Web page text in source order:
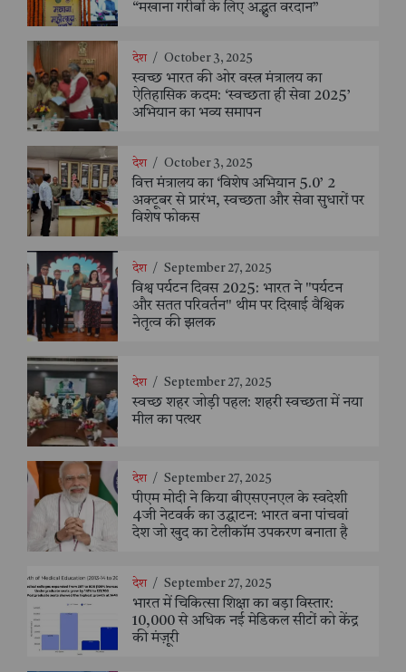
“मखाना गरीबों के लिए अद्भुत वरदान”
देश / October 3, 2025
स्वच्छ भारत की ओर वस्त्र मंत्रालय का
ऐतिहासिक कदम: ‘स्वच्छता ही सेवा 2025’
अभियान का भव्य समापन
देश / October 3, 2025
वित्त मंत्रालय का ‘विशेष अभियान 5.0’ 2
अक्टूबर से प्रारंभ, स्वच्छता और सेवा सुधारों पर
विशेष फोकस
देश / September 27, 2025
विश्व पर्यटन दिवस 2025: भारत ने "पर्यटन
और सतत परिवर्तन" थीम पर दिखाई वैश्विक
नेतृत्व की झलक
देश / September 27, 2025
स्वच्छ शहर जोड़ी पहल: शहरी स्वच्छता में नया
मील का पत्थर
देश / September 27, 2025
पीएम मोदी ने किया बीएसएनएल के स्वदेशी
4जी नेटवर्क का उद्घाटन: भारत बना पांचवां
देश जो खुद का टेलीकॉम उपकरण बनाता है
देश / September 27, 2025
भारत में चिकित्सा शिक्षा का बड़ा विस्तार:
10,000 से अधिक नई मेडिकल सीटों को केंद्र
की मंज़ूरी